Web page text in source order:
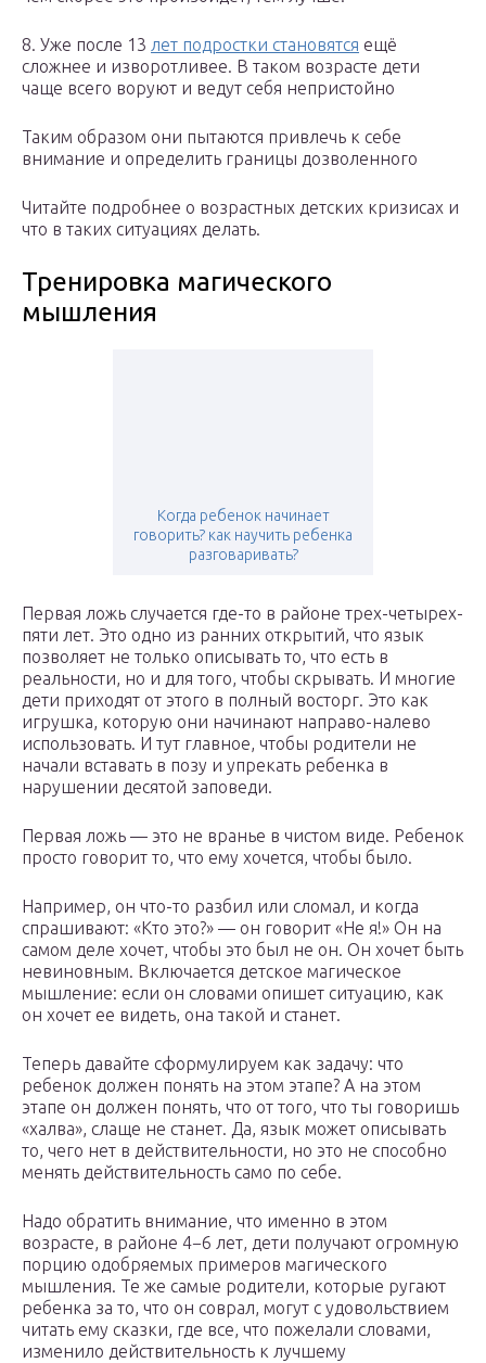
8. Уже после 13 лет подростки становятся ещё
сложнее и изворотливее. В таком возрасте дети
чаще всего воруют и ведут себя непристойно
Таким образом они пытаются привлечь к себе
внимание и определить границы дозволенного
Читайте подробнее о возрастных детских кризисах и
что в таких ситуациях делать.
Тренировка магического
мышления
Когда ребенок начинает
говорить? как научить ребенка
разговаривать?
Первая ложь случается где-то в районе трех-четырех-
пяти лет. Это одно из ранних открытий, что язык
позволяет не только описывать то, что есть в
реальности, но и для того, чтобы скрывать. И многие
дети приходят от этого в полный восторг. Это как
игрушка, которую они начинают направо-налево
использовать. И тут главное, чтобы родители не
начали вставать в позу и упрекать ребенка в
нарушении десятой заповеди.
Первая ложь — это не вранье в чистом виде. Ребенок
просто говорит то, что ему хочется, чтобы было.
Например, он что-то разбил или сломал, и когда
спрашивают: «Кто это?» — он говорит «Не я!» Он на
самом деле хочет, чтобы это был не он. Он хочет быть
невиновным. Включается детское магическое
мышление: если он словами опишет ситуацию, как
он хочет ее видеть, она такой и станет.
Теперь давайте сформулируем как задачу: что
ребенок должен понять на этом этапе? А на этом
этапе он должен понять, что от того, что ты говоришь
«халва», слаще не станет. Да, язык может описывать
то, чего нет в действительности, но это не способно
менять действительность само по себе.
Надо обратить внимание, что именно в этом
возрасте, в районе 4−6 лет, дети получают огромную
порцию одобряемых примеров магического
мышления. Те же самые родители, которые ругают
ребенка за то, что он соврал, могут с удовольствием
читать ему сказки, где все, что пожелали словами,
изменило действительность к лучшему